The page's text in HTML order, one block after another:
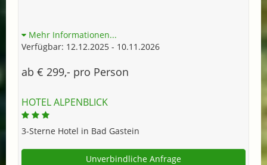
Mehr Informationen...
Verfügbar: 12.12.2025 - 10.11.2026
ab € 299,- pro Person
HOTEL ALPENBLICK
3-Sterne Hotel in Bad Gastein
Unverbindliche Anfrage